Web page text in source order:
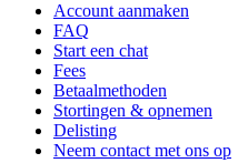
Account aanmaken
FAQ
Start een chat
Fees
Betaalmethoden
Stortingen & opnemen
Delisting
Neem contact met ons op